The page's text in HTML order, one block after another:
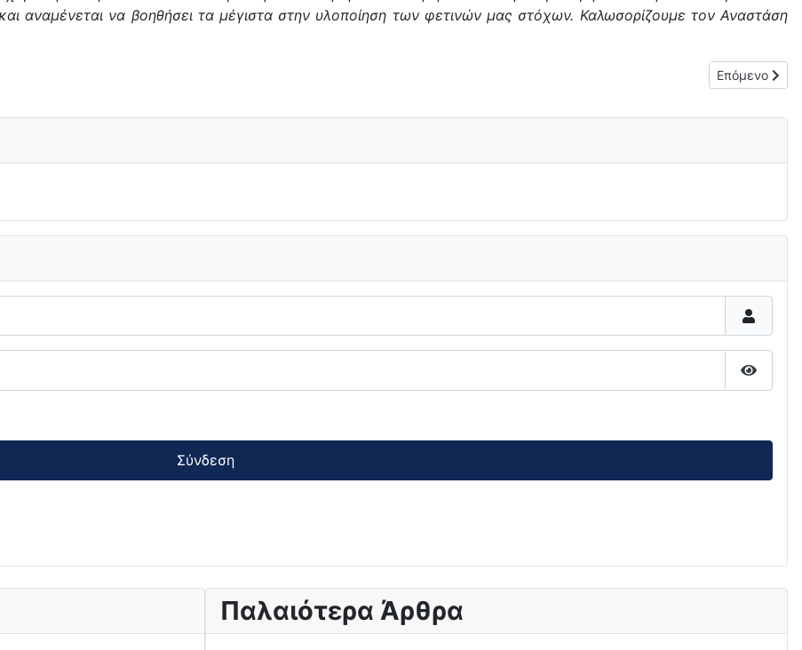
αναμένεται να βοηθήσει τα μέγιστα στην υλοποίηση των φετινών μας στόχων. Καλωσορίζουμε τον Αναστάση
Επόμενο
Επόμενο
Σύνδεση
Παλαιότερα Άρθρα